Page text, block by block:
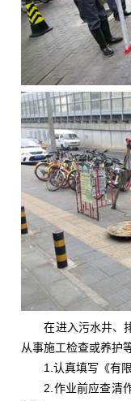
在进入污水井、
从事施工检查或养护
1.认真填写《有
2.作业前应查清